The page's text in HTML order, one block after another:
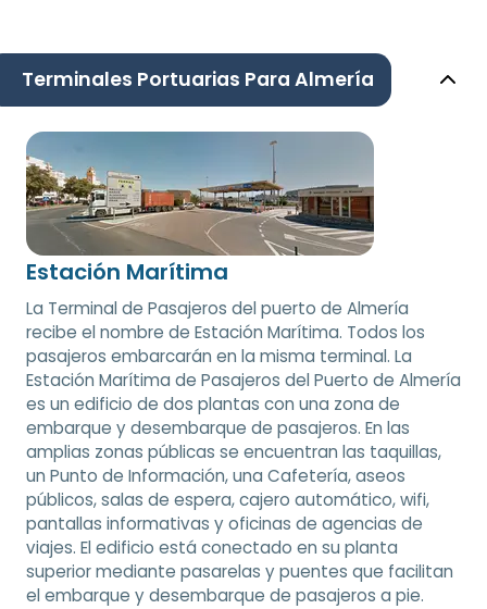
Terminales Portuarias Para Almería
Estación Marítima
La Terminal de Pasajeros del puerto de Almería
recibe el nombre de Estación Marítima. Todos los
pasajeros embarcarán en la misma terminal. La
Estación Marítima de Pasajeros del Puerto de Almería
es un edificio de dos plantas con una zona de
embarque y desembarque de pasajeros. En las
amplias zonas públicas se encuentran las taquillas,
un Punto de Información, una Cafetería, aseos
públicos, salas de espera, cajero automático, wifi,
pantallas informativas y oficinas de agencias de
viajes. El edificio está conectado en su planta
superior mediante pasarelas y puentes que facilitan
el embarque y desembarque de pasajeros a pie.